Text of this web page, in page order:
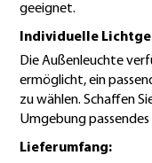
geeignet.
Individuelle
Die Außenleuchte
ermöglicht, ein
zu wählen. Schaffen
Umgebung
Lieferumfang: